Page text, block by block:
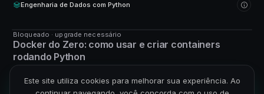
Engenharia de Dados com Python
CURSO
Bloqueado · upgrade necessário
Docker do Zero: como usar e criar containers
rodando Python
direto pro Docker Hub com Devcontainer e VSCode.
Este site utiliza cookies para melhorar sua experiência. Ao